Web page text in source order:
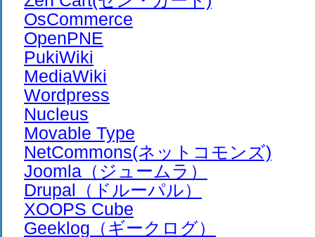
OsCommerce
OpenPNE
PukiWiki
MediaWiki
Wordpress
Nucleus
Movable Type
NetCommons(ネットコモンズ)
Joomla（ジュームラ）
Drupal（ドルーパル）
XOOPS Cube
Geeklog（ギークログ）